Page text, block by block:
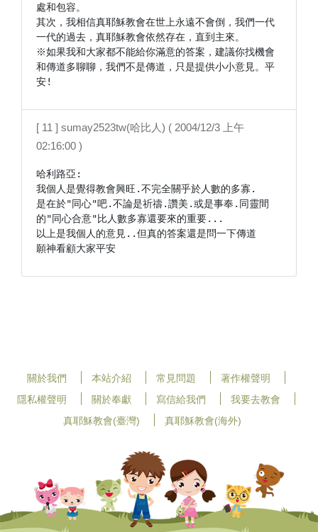
處和包容。
其次，我相信真耶穌教會在世上永遠不會倒，我們一代
一代的過去，真耶穌教會依然存在，直到主來。
※如果我和大家都不能給你滿意的答案，建議你找機會
和傳道多聊聊，我們不是傳道，只是提供小小意見。平
安!
[ 11 ] sumay2523tw(哈比人) ( 2004/12/3 上午
02:16:00 )
哈利路亞:
我個人是覺得教會興旺.不完全關乎於人數的多寡.
是在於"同心"吧.不論是祈禱.讚美.或是事奉.同靈間
的"同心合意"比人數多寡還要來的重要...
以上是我個人的意見..但真的答案還是問一下傳道
關於我們 本站介紹 常見問題
著作權聲明
隱私權聲明
關於奉獻 寫信給我們
我要去教會
真耶穌教會(臺灣)
真耶穌教會(海外)